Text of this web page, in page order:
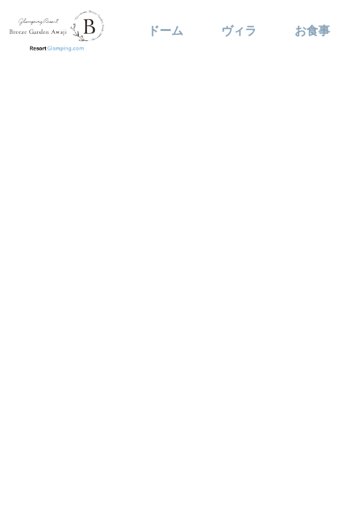
ドーム ヴィラ お食事